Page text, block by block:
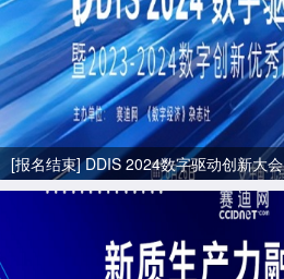
[报名结束] DDIS 2024数字驱动创新大会